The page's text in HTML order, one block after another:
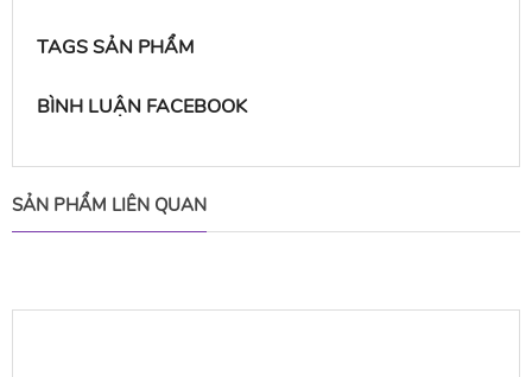
TAGS SẢN PHẨM
BÌNH LUẬN FACEBOOK
SẢN PHẨM LIÊN QUAN